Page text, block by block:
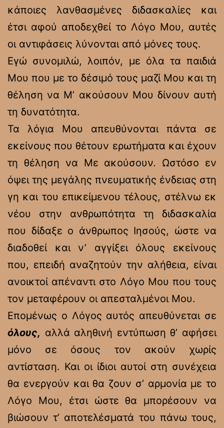
κάποιες λανθασμένες διδασκαλίες και
έτσι αφού αποδεχθεί το Λόγο Μου, αυτές
οι αντιφάσεις λύνονται από μόνες τους.
Εγώ συνομιλώ, λοιπόν, με όλα τα παιδιά
Μου που με το δέσιμό τους μαζί Μου και τη
θέληση να Μ’ ακούσουν Μου δίνουν αυτή
τη δυνατότητα.
Τα λόγια Μου απευθύνονται πάντα σε
εκείνους που θέτουν ερωτήματα και έχουν
τη θέληση να Με ακούσουν. Ωστόσο εν
όψει της μεγάλης πνευματικής ένδειας στη
γη και του επικείμενου τέλους, στέλνω εκ
νέου στην ανθρωπότητα τη διδασκαλία
που δίδαξε ο άνθρωπος Ιησούς, ώστε να
διαδοθεί και ν’ αγγίξει όλους εκείνους
που, επειδή αναζητούν την αλήθεια, είναι
ανοικτοί απέναντι στο Λόγο Μου που τους
τον μεταφέρουν οι απεσταλμένοι Μου.
Επομένως ο Λόγος αυτός απευθύνεται σε
όλους, αλλά αληθινή εντύπωση θ’ αφήσει
μόνο σε όσους τον ακούν χωρίς
αντίσταση. Και οι ίδιοι αυτοί στη συνέχεια
θα ενεργούν και θα ζουν σ’ αρμονία με το
Λόγο Μου, έτσι ώστε θα μπορέσουν να
βιώσουν τ’ αποτελέσματά του πάνω τους,